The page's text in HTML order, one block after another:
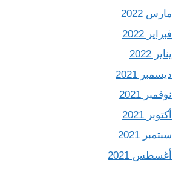
مارس 2022
فبراير 2022
يناير 2022
ديسمبر 2021
نوفمبر 2021
أكتوبر 2021
سبتمبر 2021
أغسطس 2021